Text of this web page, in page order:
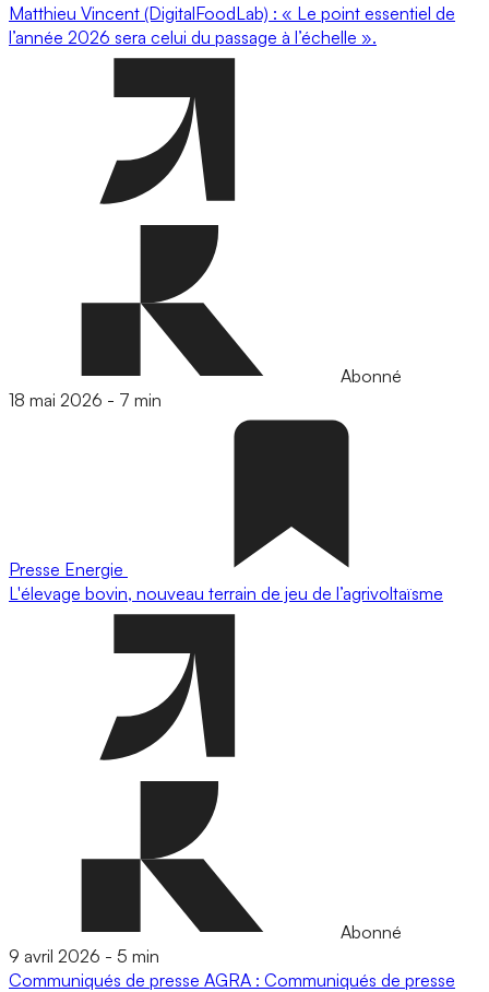
Matthieu Vincent (DigitalFoodLab) : « Le point essentiel de
l’année 2026 sera celui du passage à l’échelle ».
Abonné
18 mai 2026 - 7 min
Presse Energie
L'élevage bovin, nouveau terrain de jeu de l’agrivoltaïsme
Abonné
9 avril 2026 - 5 min
Communiqués de presse AGRA : Communiqués de presse